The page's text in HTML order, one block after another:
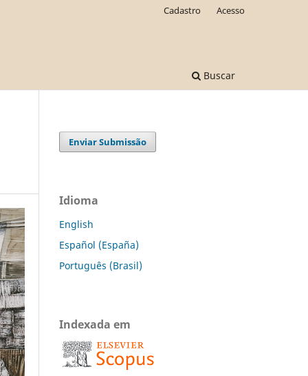
Buscar
Cadastro Acesso
Enviar Submissão
Idioma
English
Español (España)
Português (Brasil)
Indexada em